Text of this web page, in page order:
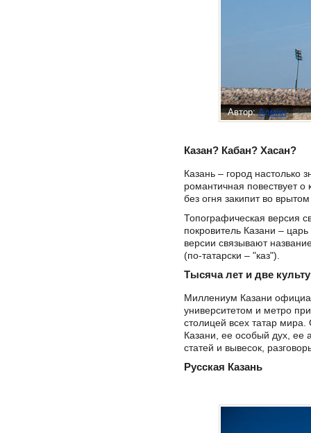
Автор:Админ
Казан? Кабан? Хасан?
Казань – город настолько
романтичная повествует о
без огня закипит во
Топографическая версия
покровитель Казани –
версии связывают
(по-татарски – "каз").
Тысяча лет и две
Миллениум Казани
университетом и метро
столицей всех татар
Казани, ее особый дух, ее
статей и вывесок,
Русская Казань